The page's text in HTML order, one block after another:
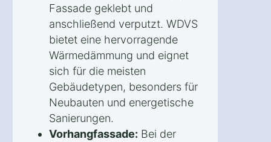
Fassade geklebt und
anschließend verputzt. WDVS
bietet eine hervorragende
Wärmedämmung und eignet
sich für die meisten
Gebäudetypen, besonders für
Neubauten und energetische
Sanierungen.
Vorhangfassade: Bei der